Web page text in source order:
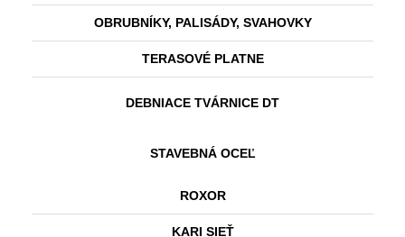
OBRUBNÍKY, PALISÁDY, SVAHOVKY
TERASOVÉ PLATNE
DEBNIACE TVÁRNICE DT
STAVEBNÁ OCEĽ
ROXOR
KARI SIEŤ